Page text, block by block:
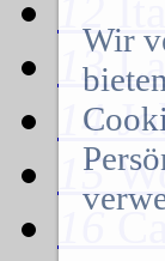
13
14
15
16
Wir